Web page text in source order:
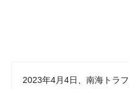
2023年4月4日、南海トラ